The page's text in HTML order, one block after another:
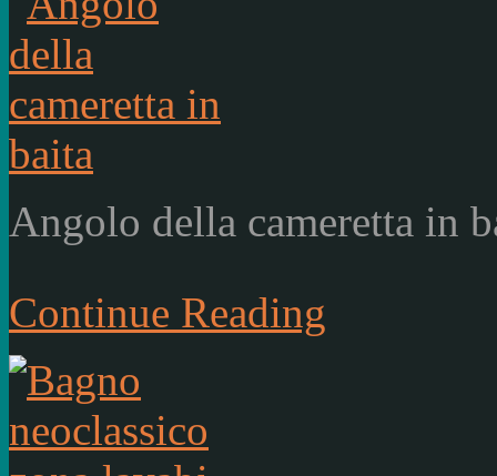
Angolo della cameretta in
Continue Reading